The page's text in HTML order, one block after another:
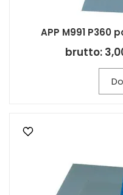
APP M991 P360
brutto: